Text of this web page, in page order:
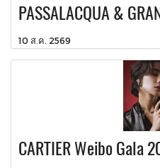
PASSALACQUA &
10 ส.ค. 2569
CARTIER Weibo Gala